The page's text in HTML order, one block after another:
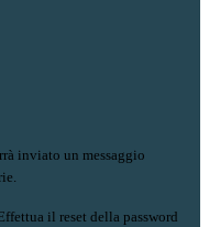
inviato un messaggio
il reset della password